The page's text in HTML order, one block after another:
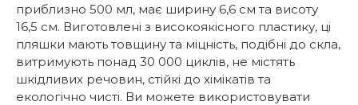
приблизно 500 мл, має ширину 6,6 см та висоту
16,5 см. Виготовлені з високоякісного пластику, ці
пляшки мають товщину та міцність, подібні до скла,
витримують понад 30 000 циклів, не містять
шкідливих речовин, стійкі до хімікатів та
екологічно чисті. Ви можете використовувати